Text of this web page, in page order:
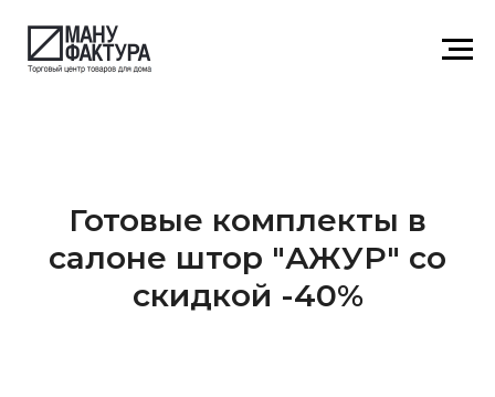
Готовые комплекты в
салоне штор "АЖУР" со
скидкой -40%